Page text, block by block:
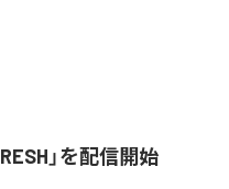
」を配信開始